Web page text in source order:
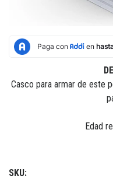
Casco para armar de este
Edad
SKU: